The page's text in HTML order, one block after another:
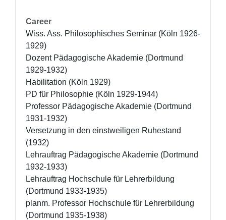
Career
Wiss. Ass. Philosophisches Seminar (Köln 1926-
1929)
Dozent Pädagogische Akademie (Dortmund
1929-1932)
Habilitation (Köln 1929)
PD für Philosophie (Köln 1929-1944)
Professor Pädagogische Akademie (Dortmund
1931-1932)
Versetzung in den einstweiligen Ruhestand
(1932)
Lehrauftrag Pädagogische Akademie (Dortmund
1932-1933)
Lehrauftrag Hochschule für Lehrerbildung
(Dortmund 1933-1935)
planm. Professor Hochschule für Lehrerbildung
(Dortmund 1935-1938)